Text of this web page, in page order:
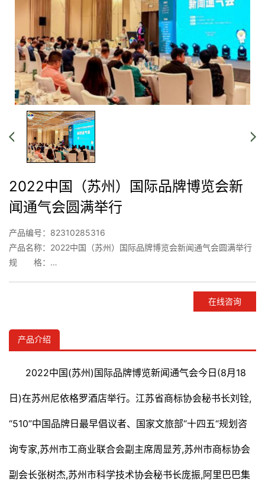
2022中国（苏州）国际品牌博览会新
闻通气会圆满举行
产品编号：82310285316
产品名称：2022中国（苏州）国际品牌博览会新闻通气会圆满举行
规 格：
产品类别：如何建立企业品牌?国际品牌网实用经验分享!
在线咨询
产品介绍
2022中国(苏州)国际品牌博览新闻通气会今日(8月18
日)在苏州尼依格罗酒店举行。江苏省商标协会秘书长刘铨,
“510”中国品牌日最早倡议者、国家文旅部“十四五“规划咨
询专家,苏州市工商业联合会副主席周显芳,苏州市商标协会
副会长张树杰,苏州市科学技术协会秘书长庞振,阿里巴巴集